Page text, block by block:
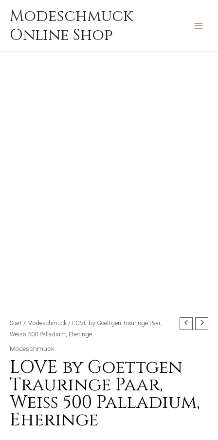
Inhalt
springen
Modeschmuck
Online Shop
Start / Modeschmuck / LOVE by Goettgen Trauringe Paar,
Weiss 500 Palladium, Eheringe
Modeschmuck
LOVE by Goettgen
Trauringe Paar,
Weiss 500 Palladium,
Eheringe